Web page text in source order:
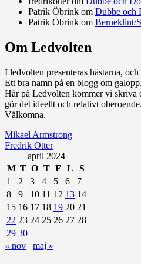
Patrik Öbrink om Dubbe och
Patrik Öbrink om Berneklint/
Om Ledvolten
I ledvolten presenteras hästarna,
Ett bra namn på en blogg om
Här på Ledvolten kommer vi skriva
gör det ideellt och relativt
Välkomna.
Mikael Armstrong
Fredrik Otter
april 2024
M T O T F L
S
1
2 3 4 5 6
7
8
9 10 11 12 13 14
15 16 17 18 19 20 21
22 23 24 25 26 27 28
29 30
« nov
maj »